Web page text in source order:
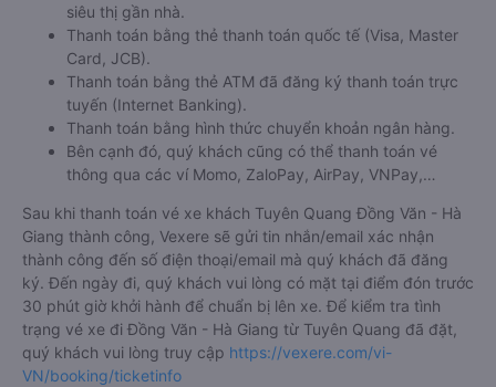
siêu thị gần nhà.
Thanh toán bằng thẻ thanh toán quốc tế (Visa, Master
Card, JCB).
Thanh toán bằng thẻ ATM đã đăng ký thanh toán trực
tuyến (Internet Banking).
Thanh toán bằng hình thức chuyển khoản ngân hàng.
Bên cạnh đó, quý khách cũng có thể thanh toán vé
thông qua các ví Momo, ZaloPay, AirPay, VNPay,…
Sau khi thanh toán vé xe khách Tuyên Quang Đồng Văn - Hà
Giang thành công, Vexere sẽ gửi tin nhắn/email xác nhận
thành công đến số điện thoại/email mà quý khách đã đăng
ký. Đến ngày đi, quý khách vui lòng có mặt tại điểm đón trước
30 phút giờ khởi hành để chuẩn bị lên xe. Để kiểm tra tình
trạng vé xe đi Đồng Văn - Hà Giang từ Tuyên Quang đã đặt,
quý khách vui lòng truy cập https://vexere.com/vi-
VN/booking/ticketinfo